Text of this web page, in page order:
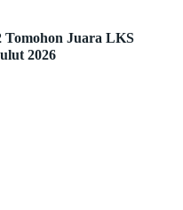
Juara LKS
2026